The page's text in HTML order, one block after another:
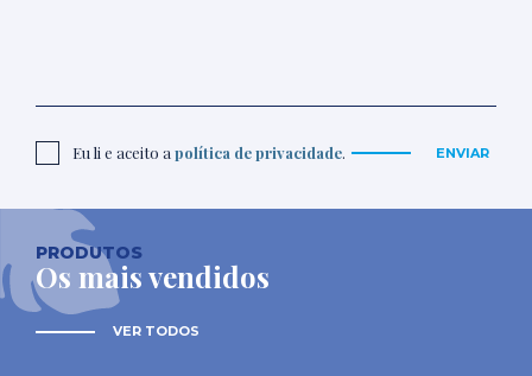
Eu li e aceito a política de privacidade. ENVIAR
PRODUTOS
Os mais vendidos
VER TODOS